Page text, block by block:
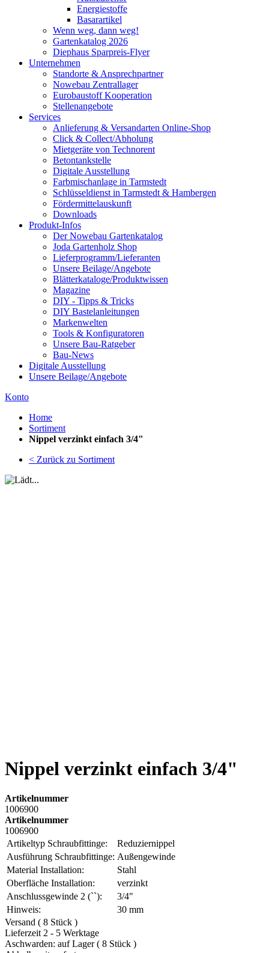
Energiestoffe
Basarartikel
Wenn weg, dann weg!
Gartenkatalog 2026
Diephaus Sparpreis-Flyer
Unternehmen
Standorte & Ansprechpartner
Nowebau Zentrallager
Eurobaustoff Kooperation
Stellenangebote
Services
Anlieferung & Versandarten Online-Shop
Click & Collect/Abholung
Mietgeräte von Technorent
Betontankstelle
Digitale Ausstellung
Farbmischanlage in Tarmstedt
Schlüsseldienst in Tarmstedt & Hambergen
Fördermittelauskunft
Downloads
Produkt-Infos
Der Nowebau Gartenkatalog
Joda Gartenholz Shop
Lieferprogramm/Lieferanten
Unsere Beilage/Angebote
Blätterkataloge/Produktwissen
Magazine
DIY - Tipps & Tricks
DIY Bastelanleitungen
Markenwelten
Tools & Konfiguratoren
Unsere Bau-Ratgeber
Bau-News
Digitale Ausstellung
Unsere Beilage/Angebote
Konto
Home
Sortiment
Nippel verzinkt einfach 3/4"
< Zurück zu Sortiment
Nippel verzinkt einfach 3/4"
Artikelnummer
1006900
Artikelnummer
1006900
Artikeltyp Schraubfittinge:
Reduziernippel
Ausführung Schraubfittinge: Außengewinde
Material Installation:
Stahl
Oberfläche Installation:
verzinkt
Anschlussgewinde 2 (``):
3/4"
Hinweis:
30 mm
Versand ( 8 Stück )
Lieferzeit 2 - 5 Werktage
Aschwarden: auf Lager ( 8 Stück )